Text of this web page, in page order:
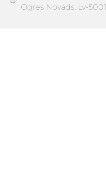
Ogres Novads. Lv-5001